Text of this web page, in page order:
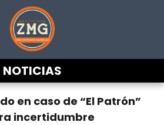
NOTICIAS
en caso de “El Patrón”
incertidumbre